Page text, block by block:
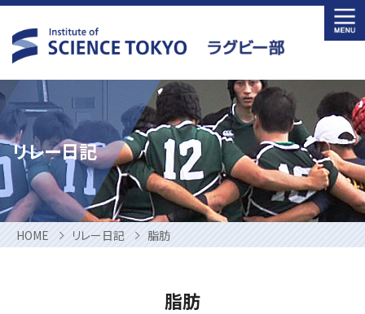
Skip
to
content
リレー日記
HOME リレー日記 脂肪
脂肪